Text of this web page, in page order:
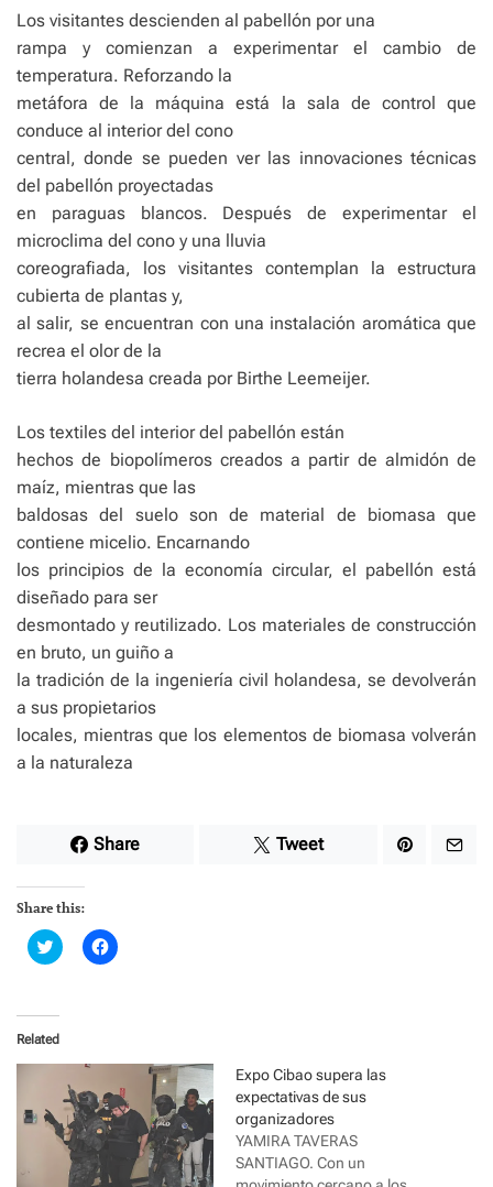
Los visitantes descienden al pabellón por una
rampa y comienzan a experimentar el cambio de
temperatura. Reforzando la
metáfora de la máquina está la sala de control que
conduce al interior del cono
central, donde se pueden ver las innovaciones técnicas
del pabellón proyectadas
en paraguas blancos. Después de experimentar el
microclima del cono y una lluvia
coreografiada, los visitantes contemplan la estructura
cubierta de plantas y,
al salir, se encuentran con una instalación aromática que
recrea el olor de la
tierra holandesa creada por Birthe Leemeijer.
Los textiles del interior del pabellón están
hechos de biopolímeros creados a partir de almidón de
maíz, mientras que las
baldosas del suelo son de material de biomasa que
contiene micelio. Encarnando
los principios de la economía circular, el pabellón está
diseñado para ser
desmontado y reutilizado. Los materiales de construcción
en bruto, un guiño a
la tradición de la ingeniería civil holandesa, se devolverán
a sus propietarios
locales, mientras que los elementos de biomasa volverán
a la naturaleza
Share Tweet
Share this:
C
l
t
o
s
o
n
T
C
l
e
o
n
Related
Expo Cibao supera las
expectativas de sus
organizadores
YAMIRA TAVERAS
SANTIAGO. Con un